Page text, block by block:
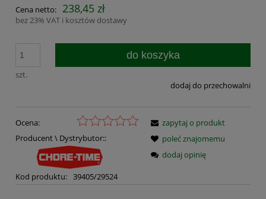
Cena netto:
238,45 zł
bez 23% VAT i kosztów dostawy
szt.
do koszyka
dodaj do przechowalni
Ocena:
Producent \ Dystrybutor::
Kod produktu: 39405/29524
zapytaj o produkt
poleć znajomemu
dodaj opinię